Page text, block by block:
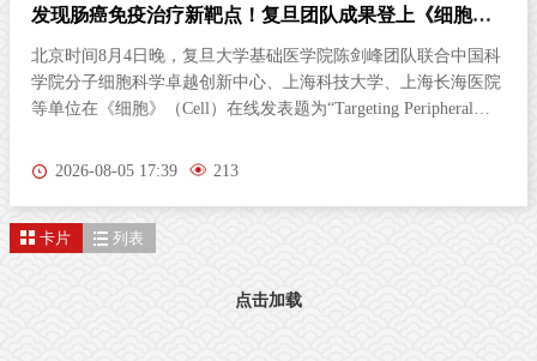
AI助力肿瘤精准切除！复旦团队在《细胞》杂志发文
翻开一本厚书，若仅随机抽取两三页翻阅，根本无法串联完整剧
情。临床术中病理诊断，正面临一模一样的困境。肿瘤是立体三
维生长的复杂病灶，而病理医生长期以来只能依靠薄薄的二维切
隙立体蔓延、分布隐匿，单一平面切片极易遗漏关键病变区域，
队联合物理学系季敏标团队，在国际学术期刊《细胞》（Cell）
mapping of glioma infiltration”，推出全新超快速三维病理技术平
2026-08-04 11:17 275
卡片 列表
点击加载